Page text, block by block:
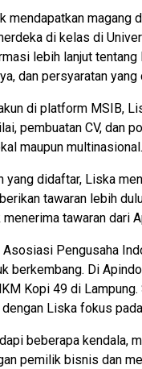
mendapatkan
di kelas di
lebih lanjut
dan persyaratan yang
di platform MSIB,
pembuatan CV, dan
maupun multinasional.
yang didaftar, Liska
tawaran lebih
tawaran dari
Asosiasi Pengusaha
berkembang. Di
Kopi 49 di
Liska fokus
beberapa kendala,
pemilik bisnis dan